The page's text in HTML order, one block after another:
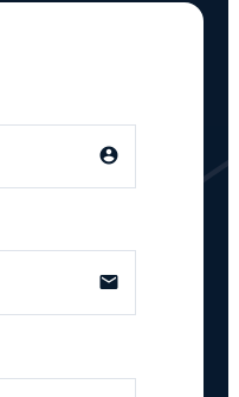
account_circle
email